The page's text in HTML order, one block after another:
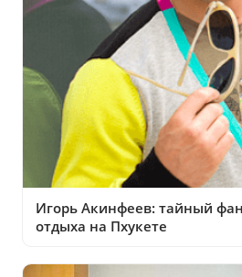
Игорь Акинфеев: тайный
отдыха на Пхукете